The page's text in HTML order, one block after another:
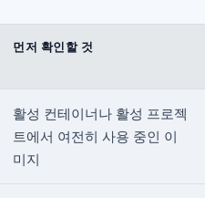
먼저 확인할 것
활성 컨테이너나 활성 프로젝
트에서 여전히 사용 중인 이
미지